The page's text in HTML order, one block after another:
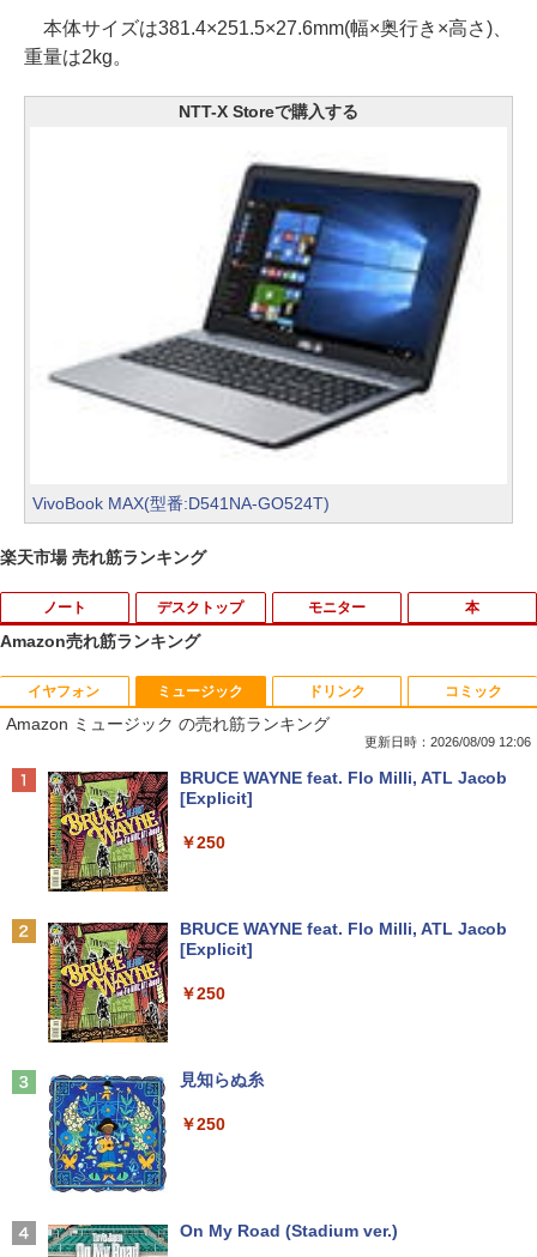
本体サイズは381.4×251.5×27.6mm(幅×奥行き×高さ)、
重量は2kg。
NTT-X Storeで購入する
VivoBook MAX(型番:D541NA-GO524T)
楽天市場 売れ筋ランキング
ノート
1
【★最大100%ポイント】【大特価!訳あ
り!】富士通 LIFEBOOK A576/第6世代 C
ore i3/メモリ:4GB/SSD:128GB/15.6型液
パソコン ノートパソコン Windows11 W
indows10
￥8,999
【マラソンP5倍/10%オフクーポン】中古
ノートパソコン Windows11 Pro Office
世代 Core i5 メモリ8GB 高速SSD256GB
￥9,800
GHz | MEM:8GB | HDD:500GB | DVDマ
デスクトップ モニター
1
富士通 Fujitsu 液晶モニター VL-17CST
17インチ スクエア ホワイト LCD LEDバ
ックライト SXGA 1280×1024 TNパネル
プレイ 【中古】
2
ー シークレット 19インチワイド ノング
レア VGA DELL NEC 等 液晶ディスプレ
モバイルディスプレイ 自立型 1920*1080
類】タッチ/ケース付き/4Kタイプ
本
1
ちいかわ なんか小さくてかわいいやつ
（1） （ワイドKC） [ ナガノ ]
￥1,100
￥4,345
（2） （ワイドKC） [ ナガノ ]
Amazon売れ筋ランキング
イヤフォン
Anker Soundcore P40i オフホワイト
Anker Soundcore P31i ブラック
Anker Soundcore Liberty 5 ミッドナイトブ
【2026年アップグレード版】AOKIMI ワイヤ
ミュージック
Amazon ミュージック の売れ筋ランキング
更新日時：2026/08/09 12:06
BRUCE WAYNE feat. Flo Milli, ATL Jacob
[Explicit]
￥250
BRUCE WAYNE feat. Flo Milli, ATL Jacob
[Explicit]
￥250
見知らぬ糸
￥250
On My Road (Stadium ver.)
ドリンク コミック